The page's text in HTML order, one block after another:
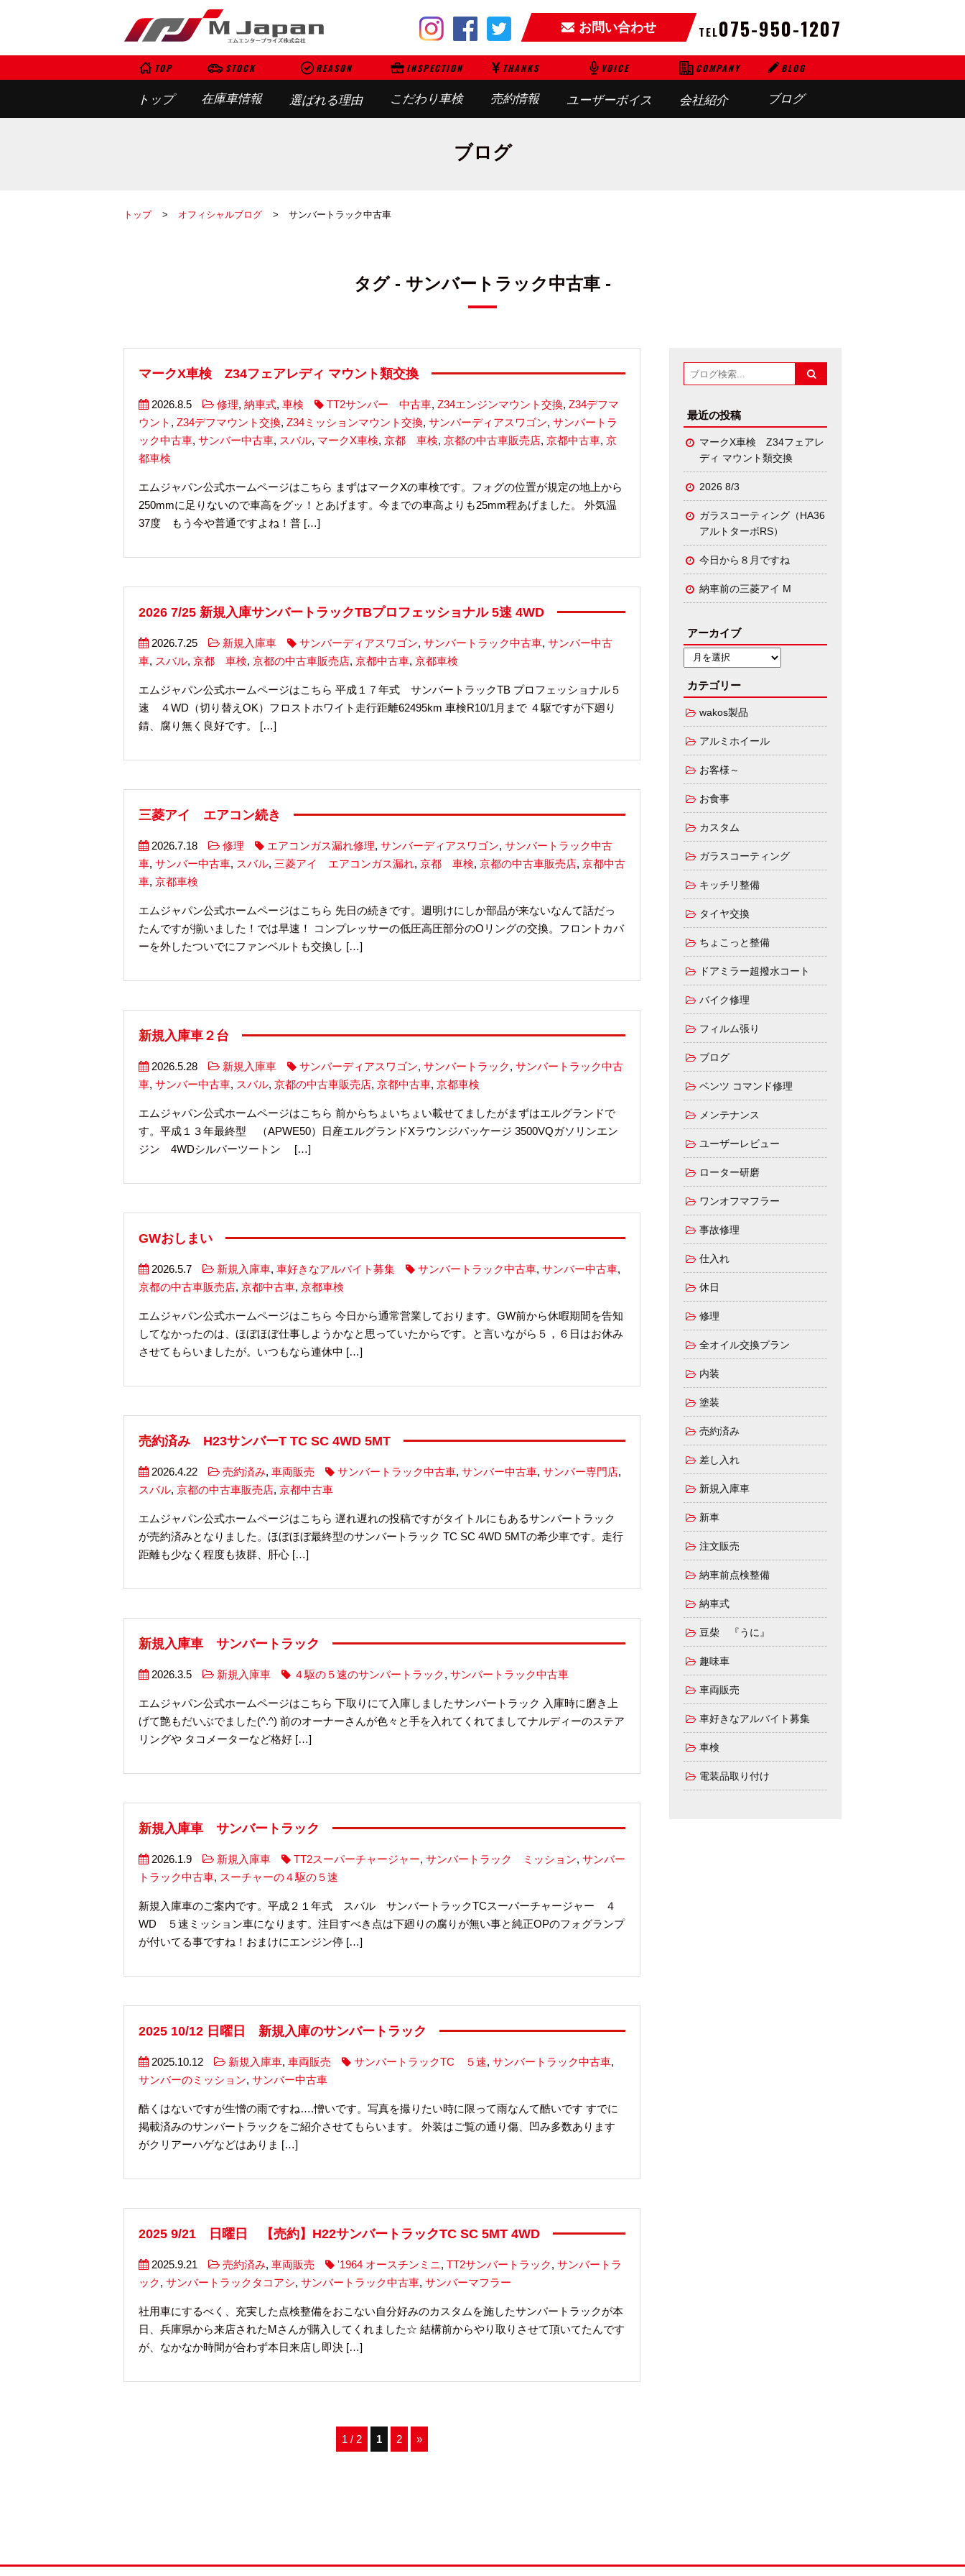
お問い合わせ TEL075-950-1207
TOP
トップ
STOCK
在庫車情報
REASON
選ばれる理由
INSPECTION
こだわり車検
THANKS
売約情報
VOICE
ユーザーボイス
COMPANY
会社紹介
BLOG
ブログ
ブログ
トップ オフィシャルブログ サンバートラック中古車
タグ - サンバートラック中古車 -
マークX車検 Z34フェアレディ マウント類交換
2026.8.5 修理, 納車式, 車検 TT2サンバー 中古車, Z34エンジンマウント交換, Z34デフマ
ウント , Z34デフマウント交換, Z34ミッションマウント交換, サンバーディアスワゴン, サンバートラ
ック中古車, サンバー中古車, スバル, マークX車検, 京都 車検, 京都の中古車販売店, 京都中古車, 京
都車検
エムジャパン公式ホームページはこちら まずはマークXの車検です。フォグの位置が規定の地上から
250mmに足りないので車高をグッ！とあげます。今までの車高よりも25mm程あげました。 外気温
37度 もう今や普通ですよね！普 […]
2026 7/25 新規入庫サンバートラックTBプロフェッショナル 5速 4WD
2026.7.25 新規入庫車 サンバーディアスワゴン, サンバートラック中古車, サンバー中古
車, スバル, 京都 車検, 京都の中古車販売店, 京都中古車, 京都車検
エムジャパン公式ホームページはこちら 平成１７年式 サンバートラックTB プロフェッショナル５
速 ４WD（切り替えOK）フロストホワイト走行距離62495km 車検R10/1月まで ４駆ですが下廻り
錆、腐り無く良好です。 […]
三菱アイ エアコン続き
2026.7.18 修理 エアコンガス漏れ修理, サンバーディアスワゴン, サンバートラック中古
車, サンバー中古車, スバル, 三菱アイ エアコンガス漏れ, 京都 車検, 京都の中古車販売店, 京都中古
車, 京都車検
エムジャパン公式ホームページはこちら 先日の続きです。週明けにしか部品が来ないなんて話だっ
たんですが揃いました！では早速！ コンプレッサーの低圧高圧部分のOリングの交換。フロントカバ
ーを外したついでにファンベルトも交換し […]
新規入庫車２台
2026.5.28 新規入庫車 サンバーディアスワゴン, サンバートラック, サンバートラック中古
車, サンバー中古車, スバル, 京都の中古車販売店, 京都中古車, 京都車検
エムジャパン公式ホームページはこちら 前からちょいちょい載せてましたがまずはエルグランドで
す。平成１３年最終型 （APWE50）日産エルグランドXラウンジパッケージ 3500VQガソリンエン
ジン 4WDシルバーツートン […]
GWおしまい
2026.5.7 新規入庫車, 車好きなアルバイト募集 サンバートラック中古車, サンバー中古車,
京都の中古車販売店, 京都中古車, 京都車検
エムジャパン公式ホームページはこちら 今日から通常営業しております。GW前から休暇期間を告知
してなかったのは、ほぼほぼ仕事しようかなと思っていたからです。と言いながら５，６日はお休み
させてもらいましたが。いつもなら連休中 […]
売約済み H23サンバーT TC SC 4WD 5MT
2026.4.22 売約済み, 車両販売 サンバートラック中古車, サンバー中古車, サンバー専門店,
スバル, 京都の中古車販売店, 京都中古車
エムジャパン公式ホームページはこちら 遅れ遅れの投稿ですがタイトルにもあるサンバートラック
が売約済みとなりました。ほぼほぼ最終型のサンバートラック TC SC 4WD 5MTの希少車です。走行
距離も少なく程度も抜群、肝心 […]
新規入庫車 サンバートラック
2026.3.5 新規入庫車 ４駆の５速のサンバートラック, サンバートラック中古車
エムジャパン公式ホームページはこちら 下取りにて入庫しましたサンバートラック 入庫時に磨き上
げて艶もだいぶでました(^.^) 前のオーナーさんが色々と手を入れてくれてましてナルディーのステア
リングや タコメーターなど格好 […]
新規入庫車 サンバートラック
2026.1.9 新規入庫車 TT2スーパーチャージャー, サンバートラック ミッション, サンバー
トラック中古車, スーチャーの４駆の５速
新規入庫車のご案内です。平成２１年式 スバル サンバートラックTCスーパーチャージャー ４
WD ５速ミッション車になります。注目すべき点は下廻りの腐りが無い事と純正OPのフォグランプ
が付いてる事ですね！おまけにエンジン停 […]
2025 10/12 日曜日 新規入庫のサンバートラック
2025.10.12 新規入庫車, 車両販売 サンバートラックTC ５速, サンバートラック中古車,
サンバーのミッション, サンバー中古車
酷くはないですが生憎の雨ですね….憎いです。写真を撮りたい時に限って雨なんて酷いです すでに
掲載済みのサンバートラックをご紹介させてもらいます。 外装はご覧の通り傷、凹み多数あります
がクリアーハゲなどはありま […]
2025 9/21 日曜日 【売約】H22サンバートラックTC SC 5MT 4WD
2025.9.21 売約済み, 車両販売 '1964 オースチンミニ, TT2サンバートラック, サンバートラ
ック, サンバートラックタコアシ, サンバートラック中古車, サンバーマフラー
社用車にするべく、充実した点検整備をおこない自分好みのカスタムを施したサンバートラックが本
日、兵庫県から来店されたMさんが購入してくれました☆ 結構前からやり取りさせて頂いてたんです
が、なかなか時間が合わず本日来店し即決 […]
1 / 2 1 2 »
最近の投稿
マークX車検 Z34フェアレ
ディ マウント類交換
2026 8/3
ガラスコーティング（HA36
アルトターボRS）
今日から８月ですね
納車前の三菱アイ M
アーカイブ
カテゴリー
wakos製品
アルミホイール
お客様～
お食事
カスタム
ガラスコーティング
キッチリ整備
タイヤ交換
ちょこっと整備
ドアミラー超撥水コート
バイク修理
フィルム張り
ブログ
ベンツ コマンド修理
メンテナンス
ユーザーレビュー
ローター研磨
ワンオフマフラー
事故修理
仕入れ
休日
修理
全オイル交換プラン
内装
塗装
売約済み
差し入れ
新規入庫車
新車
注文販売
納車前点検整備
納車式
豆柴 『うに』
趣味車
車両販売
車好きなアルバイト募集
車検
電装品取り付け